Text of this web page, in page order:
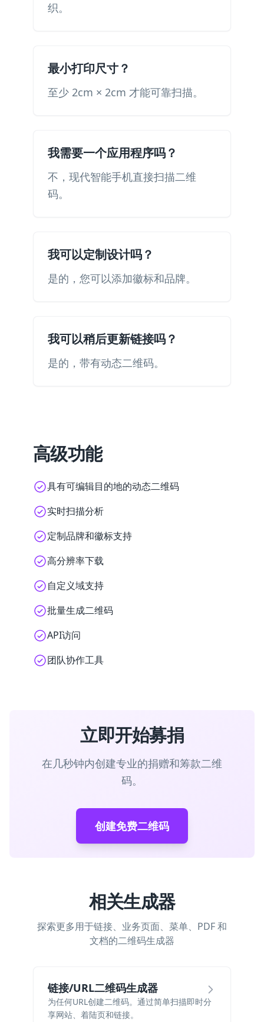
织。
最小打印尺寸？
至少 2cm × 2cm 才能可靠扫描。
我需要一个应用程序吗？
不，现代智能手机直接扫描二维
码。
我可以定制设计吗？
是的，您可以添加徽标和品牌。
我可以稍后更新链接吗？
是的，带有动态二维码。
高级功能
具有可编辑目的地的动态二维码
实时扫描分析
定制品牌和徽标支持
高分辨率下载
自定义域支持
批量生成二维码
API访问
团队协作工具
立即开始募捐
在几秒钟内创建专业的捐赠和筹款二维
码。
创建免费二维码
相关生成器
探索更多用于链接、业务页面、菜单、PDF 和
文档的二维码生成器
链接/URL二维码生成器
为任何URL创建二维码。通过简单扫描即时分
享网站、着陆页和链接。